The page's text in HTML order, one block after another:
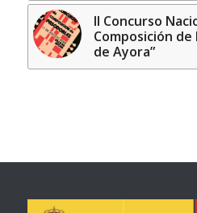
II Concurso
Composición de
de Ayora”